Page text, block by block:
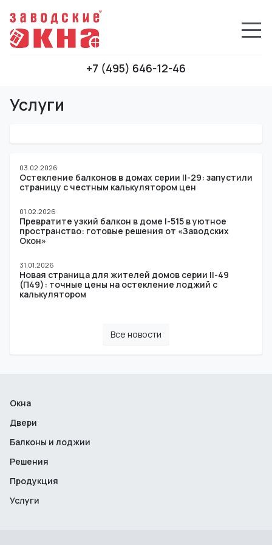
+7 (495) 646-12-46
Услуги
03.02.2026
Остекление балконов в домах серии II-29: запустили
страницу с честным калькулятором цен
01.02.2026
Превратите узкий балкон в доме I-515 в уютное
пространство: готовые решения от «Заводских
Окон»
31.01.2026
Новая страница для жителей домов серии II-49
(П49): точные цены на остекление лоджий с
калькулятором
Все новости
Окна
Двери
Балконы и лоджии
Решения
Продукция
Услуги